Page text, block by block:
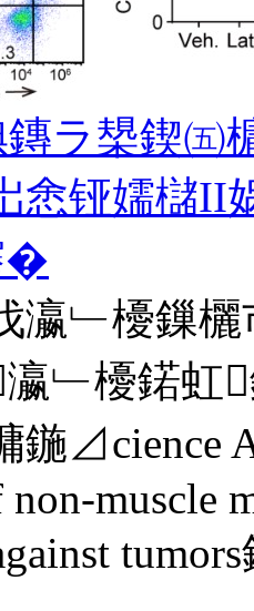
ラ槼鍥㈤
悆铔嬬櫧II
�
瀛﹂櫌鏁
瀛﹂櫌鍩
鍦⊿cience
non-muscle